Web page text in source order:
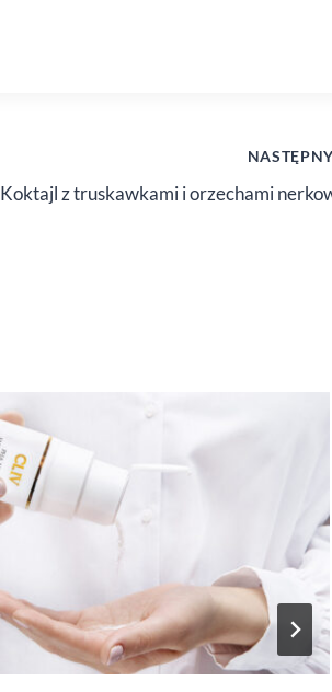
NASTĘPNY
Koktajl z truskawkami i orzechami